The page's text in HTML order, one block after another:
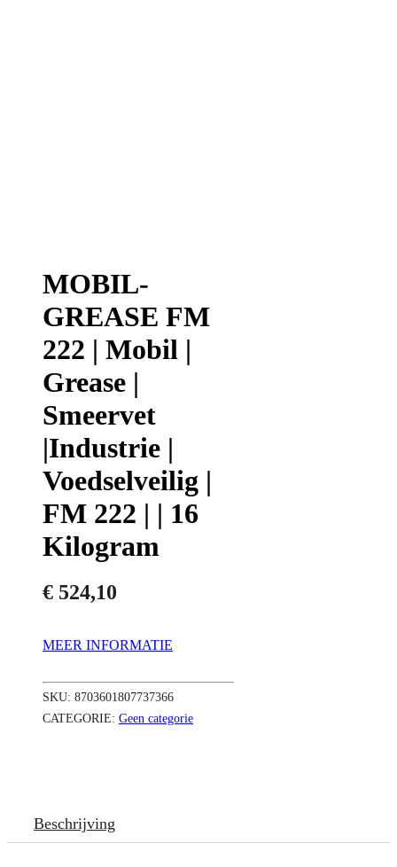
MOBIL-
GREASE FM
222 | Mobil |
Grease |
Smeervet
|Industrie |
Voedselveilig |
FM 222 | | 16
Kilogram
€ 524,10
MEER INFORMATIE
SKU: 8703601807737366
CATEGORIE: Geen categorie
Beschrijving